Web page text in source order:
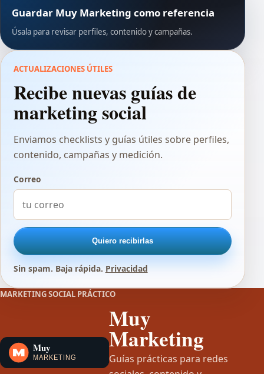
Guardar Muy Marketing como referencia
Úsala para revisar perfiles, contenido y campañas.
ACTUALIZACIONES ÚTILES
Recibe nuevas guías de
marketing social
Enviamos checklists y guías útiles sobre perfiles,
contenido, campañas y medición.
Correo
Quiero recibirlas
Sin spam. Baja rápida. Privacidad
MARKETING SOCIAL PRÁCTICO
Muy
Marketing
Guías prácticas para redes